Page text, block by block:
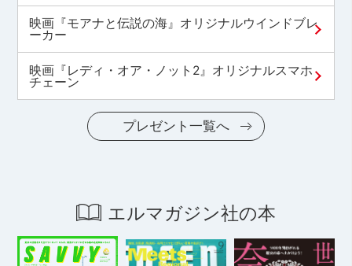
映画『モアナと伝説の海』オリジナルウインドブレ
ーカー
映画『レディ・オア・ノット2』オリジナルスマホ
チェーン
プレゼント一覧へ
エルマガジン社の本